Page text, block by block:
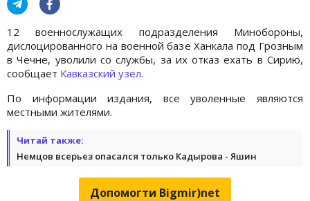
12 военнослужащих подразделения Минобороны,
дислоцированного на военной базе Ханкала под Грозным
в Чечне, уволили со службы, за их отказ ехать в Сирию,
сообщает Кавказский узел.
По информации издания, все уволенные являются
местными жителями.
Читай также:
Немцов всерьез опасался только Кадырова - Яшин
Допомогти Bigmir)net